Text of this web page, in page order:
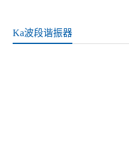
Ka波段谐振器